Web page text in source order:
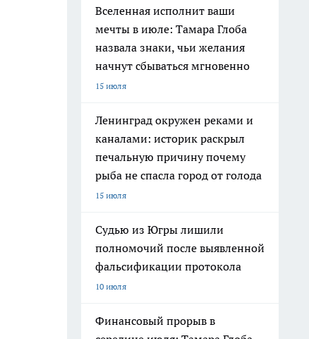
Вселенная исполнит ваши
мечты в июле: Тамара Глоба
назвала знаки, чьи желания
начнут сбываться мгновенно
15 июля
Ленинград окружен реками и
каналами: историк раскрыл
печальную причину почему
рыба не спасла город от голода
15 июля
Судью из Югры лишили
полномочий после выявленной
фальсификации протокола
10 июля
Финансовый прорыв в